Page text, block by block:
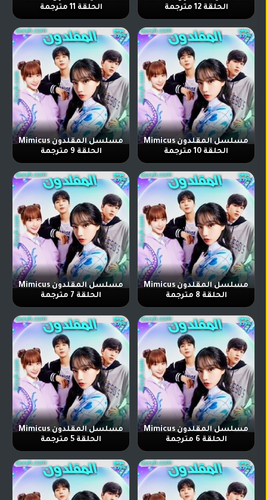
الحلقة 12 مترجمة
الحلقة 11 مترجمة
مسلسل المقلدون Mimicus
الحلقة 10 مترجمة
مسلسل المقلدون Mimicus
الحلقة 9 مترجمة
مسلسل المقلدون Mimicus
الحلقة 8 مترجمة
مسلسل المقلدون Mimicus
الحلقة 7 مترجمة
مسلسل المقلدون Mimicus
الحلقة 6 مترجمة
مسلسل المقلدون Mimicus
الحلقة 5 مترجمة